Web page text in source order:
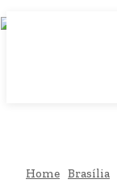
Home Brasília